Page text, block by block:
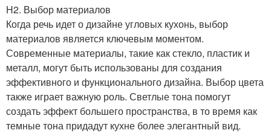
Угловые гарнитуры Планировка на кухне
Мебель в угловой кухне
H2. Выбор материалов
Когда речь идет о дизайне угловых кухонь, выбор
материалов является ключевым моментом.
Современные материалы, такие как стекло, пластик и
металл, могут быть использованы для создания
эффективного и функционального дизайна. Выбор цвета
также играет важную роль. Светлые тона помогут
создать эффект большего пространства, в то время как
темные тона придадут кухне более элегантный вид.